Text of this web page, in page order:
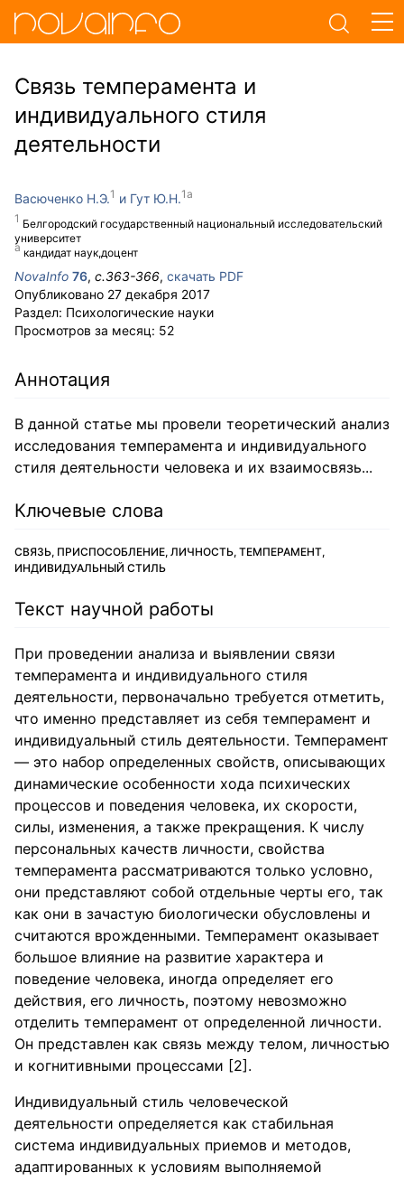
Связь темперамента и
индивидуального стиля
деятельности
Васюченко Н.Э.
Белгородский государственный национальный исследовательский
университет
Гут Ю.Н.
кандидат наук,доцент
NovaInfo 76, с.363-366, скачать PDF
Опубликовано 27 декабря 2017
Раздел: Психологические науки
Просмотров за месяц: 52
Аннотация
В данной статье мы провели теоретический анализ
исследования темперамента и индивидуального
стиля деятельности человека и их взаимосвязь...
Ключевые слова
СВЯЗЬ, ПРИСПОСОБЛЕНИЕ, ЛИЧНОСТЬ, ТЕМПЕРАМЕНТ,
ИНДИВИДУАЛЬНЫЙ СТИЛЬ
Текст научной работы
При проведении анализа и выявлении связи
темперамента и индивидуального стиля
деятельности, первоначально требуется отметить,
что именно представляет из себя темперамент и
индивидуальный стиль деятельности. Темперамент
— это набор определенных свойств, описывающих
динамические особенности хода психических
процессов и поведения человека, их скорости,
силы, изменения, а также прекращения. К числу
персональных качеств личности, свойства
темперамента рассматриваются только условно,
они представляют собой отдельные черты его, так
как они в зачастую биологически обусловлены и
считаются врожденными. Темперамент оказывает
большое влияние на развитие характера и
поведение человека, иногда определяет его
действия, его личность, поэтому невозможно
отделить темперамент от определенной личности.
Он представлен как связь между телом, личностью
и когнитивными процессами [2].
Индивидуальный стиль человеческой
деятельности определяется как стабильная
система индивидуальных приемов и методов,
адаптированных к условиям выполняемой